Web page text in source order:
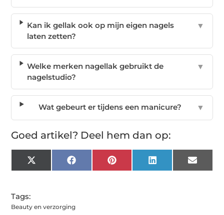
Kan ik gellak ook op mijn eigen nagels
laten zetten?
▼
Welke merken nagellak gebruikt de
nagelstudio?
▼
Wat gebeurt er tijdens een manicure? ▼
Goed artikel? Deel hem dan op:
X
(Twitter)
FacebookPinterest LinkedIn Email
Tags:
Beauty en verzorging